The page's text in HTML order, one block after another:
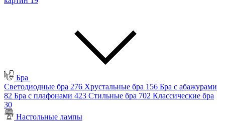
Бра
Светодиодные бра 276 Хрустальные бра 156 Бра с абажурами
82 Бра с плафонами 423 Стильные бра 702 Классические бра
30
Настольные лампы